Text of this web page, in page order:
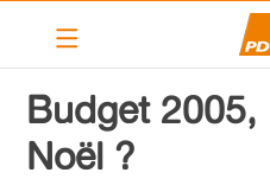
Le PDC Vernier
Nos actions
Budget
Noël ?